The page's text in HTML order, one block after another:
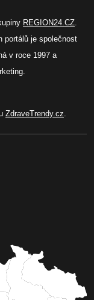
REGION24.CZ.
portálů je společnost
v roce 1997 a
ZdraveTrendy.cz.